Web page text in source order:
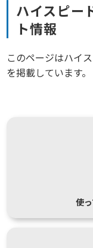
ハイスピー
ト情報
このページはハイ
を掲載しています。
使